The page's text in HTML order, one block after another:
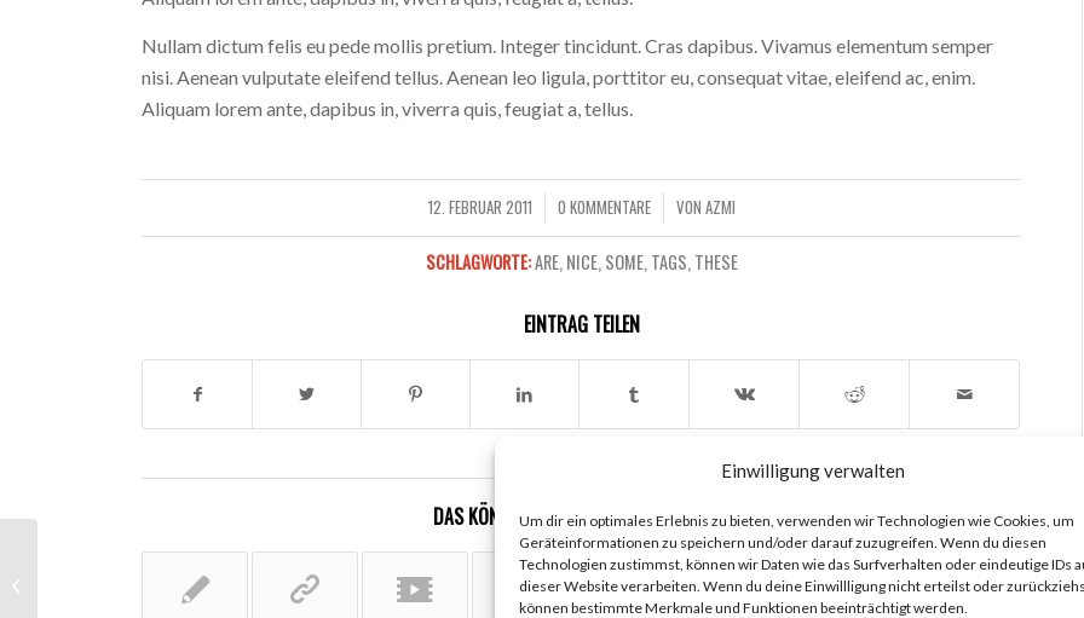
Einwilligung verwalten
Um dir ein optimales Erlebnis zu bieten, verwenden wir Technologien wie Cookies, um
Geräteinformationen zu speichern und/oder darauf zuzugreifen. Wenn du diesen
Technologien zustimmst, können wir Daten wie das Surfverhalten oder eindeutige IDs
dieser Website verarbeiten. Wenn du deine Einwillligung nicht erteilst oder
können bestimmte Merkmale und Funktionen beeinträchtigt werden.
Nullam dictum felis eu pede mollis pretium. Integer tincidunt. Cras dapibus. Vivamus elementum semper
nisi. Aenean vulputate eleifend tellus. Aenean leo ligula, porttitor eu, consequat vitae, eleifend ac, enim.
Aliquam lorem ante, dapibus in, viverra quis, feugiat a, tellus.
12. FEBRUAR 2011
/ 0 KOMMENTARE
/ VON AZMI
SCHLAGWORTE:ARE,NICE,SOME,TAGS,THESE
EINTRAG TEILEN
DAS KÖNNTE DICH AUCH INTERESSIEREN
Another title for our pretty cool blog